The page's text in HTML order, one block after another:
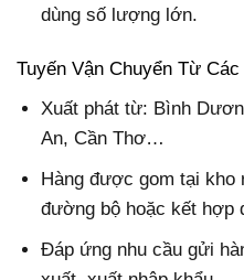
dùng số lượng lớn.
Tuyến Vận Chuyển Từ
Xuất phát từ: Bình
An, Cần Thơ…
Hàng được gom tại kho
đường bộ hoặc kết hợp
Đáp ứng nhu cầu gửi